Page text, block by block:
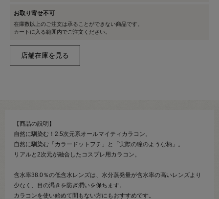
お取り寄せ不可
在庫数以上のご注文は承ることができない商品です。
カートに入る範囲内でご注文ください。
【商品の説明】
自然に馴染む！2.5次元系オールマイティカラコン。
自然に馴染む「カラードットフチ」と「実際の瞳のような柄」。
リアルと2次元が融合したコスプレ用カラコン。
含水率38.0％の低含水レンズは、水分蒸発量が含水率の高いレンズより
少なく、目の渇きを防ぎ潤いを保ちます。
カラコンを使い始めて間もない方にもおすすめです。